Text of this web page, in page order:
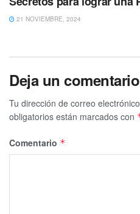
21 NOVIEMBRE, 2024
Deja un comentario
Tu dirección de correo
obligatorios están marcados con
Comentario *